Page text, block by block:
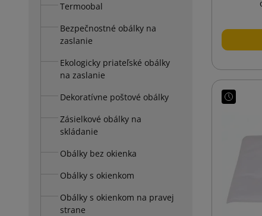
Termoobal
Bezpečnostné obálky na
zaslanie
Ekologicky priateľské obálky
na zaslanie
Dekoratívne poštové obálky
Zásielkové obálky na
skládanie
Obálky bez okienka
Obálky s okienkom
Obálky s okienkom na pravej
strane